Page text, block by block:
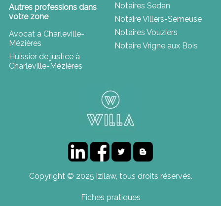
Autres professions dans
votre zone
Avocat à Charleville-
Mézières
Huissier de justice à
Charleville-Mézières
Notaires Sedan
Notaire Villers-Semeuse
Notaires Vouziers
Notaire Vrigne aux Bois
Copyright © 2025 izilaw, tous droits réservés.
Fiches pratiques